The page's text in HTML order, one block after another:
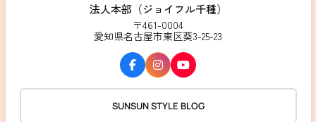
法人本部（ジョイフル千種）
〒461-0004
愛知県名古屋市東区葵3-25-23
SUNSUN STYLE BLOG